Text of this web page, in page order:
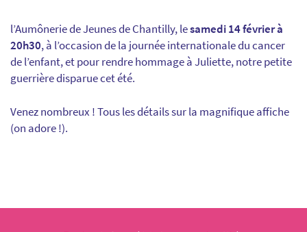
l’Aumônerie de Jeunes de Chantilly, lesamedi 14 février à
20h30, à l’occasion de la journée internationale du cancer
de l’enfant, et pour rendre hommage à Juliette, notre petite
guerrière disparue cet été.
Venez nombreux ! Tous les détails sur la magnifique affiche
(on adore !).